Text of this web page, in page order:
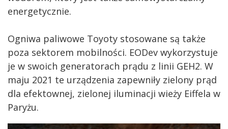
energetycznie.
Ogniwa paliwowe Toyoty stosowane są także
poza sektorem mobilności. EODev wykorzystuje
je w swoich generatorach prądu z linii GEH2. W
maju 2021 te urządzenia zapewniły zielony prąd
dla efektownej, zielonej iluminacji wieży Eiffela w
Paryżu.